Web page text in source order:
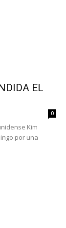
EL
0
Kim
por una